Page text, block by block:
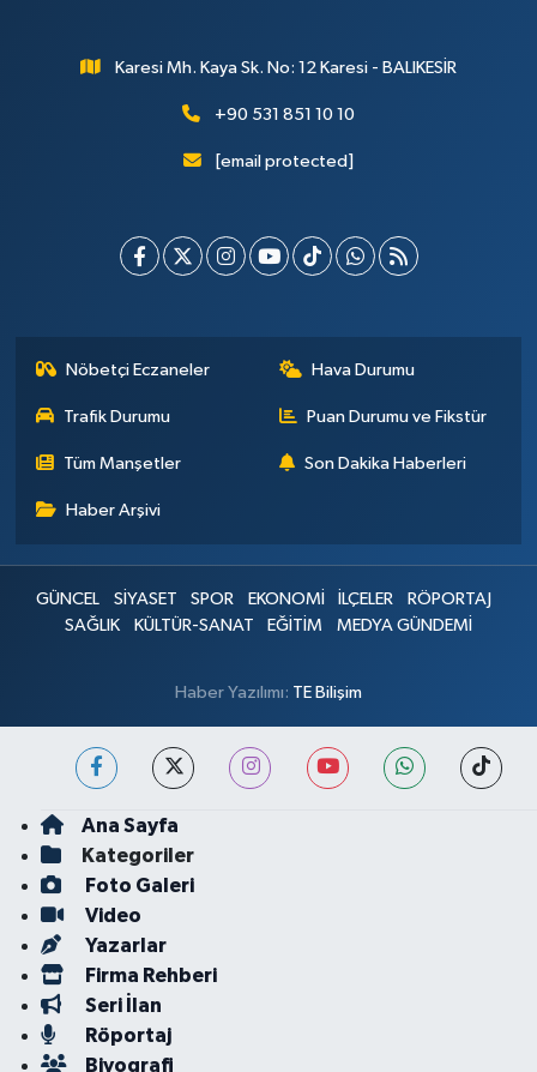
Karesi Mh. Kaya Sk. No: 12 Karesi - BALIKESİR
+90 531 851 10 10
[email protected]
Nöbetçi Eczaneler Hava Durumu
Trafik Durumu Puan Durumu ve Fikstür
Tüm Manşetler Son Dakika Haberleri
Haber Arşivi
GÜNCEL SİYASET SPOR EKONOMİ İLÇELER
RÖPORTAJ
SAĞLIK
KÜLTÜR-SANAT EĞİTİM MEDYA GÜNDEMİ
Haber Yazılımı: TE Bilişim
Ana Sayfa
Kategoriler
Foto Galeri
Video
Yazarlar
Firma Rehberi
Seri İlan
Röportaj
Biyografi